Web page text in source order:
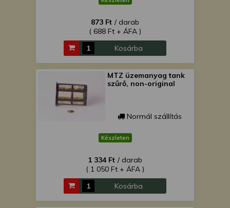
873 Ft / darab
( 688 Ft + ÁFA )
Kosárba
MTZ üzemanyag tank
szűrő, non-original
Normál szállítás
Készleten
1 334 Ft / darab
( 1 050 Ft + ÁFA )
Kosárba